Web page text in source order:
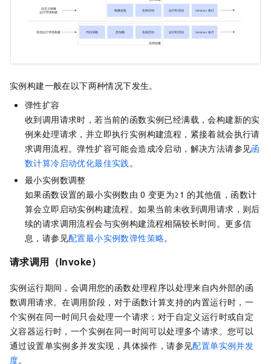
实例构建一般在以下两种情况下发生。
弹性扩容
收到调用请求时，若当前的函数实例已经满载，会构建新的实
例来处理请求，并立即执行实例构建流程，紧接着就会执行请
求调用流程。弹性扩容可能会造成冷启动，解决方法请参见函
数计算冷启动优化最佳实践。
最小实例数调整
如果函数设置的最小实例数由 0 变更为≥1 的其他值， 函数计
算会立即启动实例构建流程。如果当前未收到调用请求，则后
续的请求调用流程会与实例构建流程相隔较长时间。更多信
息，请参见配置最小实例数弹性策略。
请求调用（Invoke）
实例运行期间，会调用您的函数处理程序以处理来自内外部的函
数调用请求。在调用阶段，对于函数计算支持的内置运行时，一
个实例在同一时间只会处理一个请求；对于自定义运行时或自定
义容器运行时，一个实例在同一时间可以处理多个请求。您可以
通过设置单实例多并发实现，具体操作，请参见配置单实例并发
度。